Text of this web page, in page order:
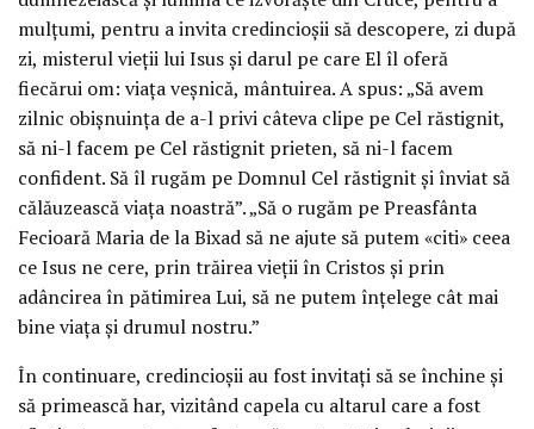
mulțumi, pentru a invita credincioșii să descopere, zi după
zi, misterul vieții lui Isus și darul pe care El îl oferă
fiecărui om: viața veșnică, mântuirea. A spus: „Să avem
zilnic obișnuința de a-l privi câteva clipe pe Cel răstignit,
să ni-l facem pe Cel răstignit prieten, să ni-l facem
confident. Să îl rugăm pe Domnul Cel răstignit și înviat să
călăuzească viața noastră”. „Să o rugăm pe Preasfânta
Fecioară Maria de la Bixad să ne ajute să putem «citi» ceea
ce Isus ne cere, prin trăirea vieții în Cristos și prin
adâncirea în pătimirea Lui, să ne putem înțelege cât mai
bine viața și drumul nostru.”
În continuare, credincioșii au fost invitați să se închine și
să primească har, vizitând capela cu altarul care a fost